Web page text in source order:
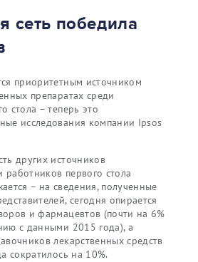
сеть победила
приоритетным источником
препаратах среди
стола – теперь это
исследования компании Ipsos
других источников
первого стола
– на сведения, полученные
сегодня опирается
и фармацевтов (почти на 6%
с данными 2015 года), а
лекарственных средств
сократилось на 10%.